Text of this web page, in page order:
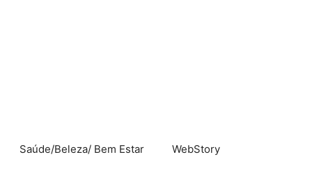
Saúde/Beleza/ Bem Estar WebStory